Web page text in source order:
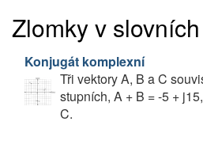
Zlomky v
Konjugát komplexní
Tři vektory A, B a C
stupních, A + B = -5 +
C.